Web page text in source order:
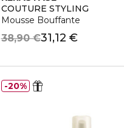
COUTURE STYLING
Mousse Bouffante
31,12 €
38,90 €
20%